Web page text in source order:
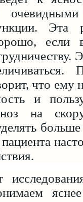
Эта
если
что ему
и
на
яснее